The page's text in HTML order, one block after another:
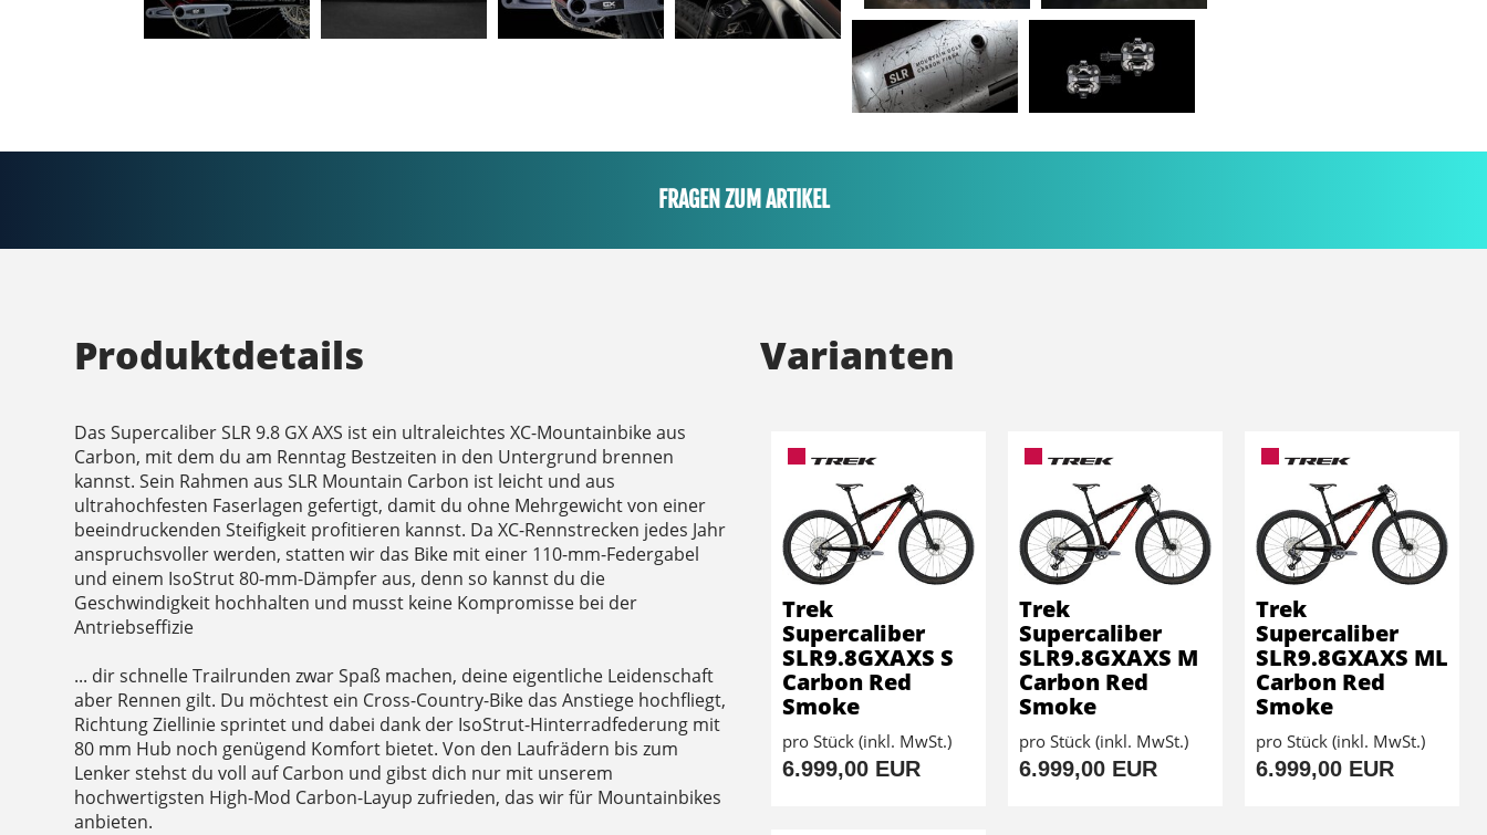
FRAGEN ZUM ARTIKEL
Produktdetails
Das Supercaliber SLR 9.8 GX AXS ist ein ultraleichtes XC-Mountainbike aus
Carbon, mit dem du am Renntag Bestzeiten in den Untergrund brennen
kannst. Sein Rahmen aus SLR Mountain Carbon ist leicht und aus
ultrahochfesten Faserlagen gefertigt, damit du ohne Mehrgewicht von einer
beeindruckenden Steifigkeit profitieren kannst. Da XC-Rennstrecken jedes Jahr
anspruchsvoller werden, statten wir das Bike mit einer 110-mm-Federgabel
und einem IsoStrut 80-mm-Dämpfer aus, denn so kannst du die
Geschwindigkeit hochhalten und musst keine Kompromisse bei der
Antriebseffizie
... dir schnelle Trailrunden zwar Spaß machen, deine eigentliche Leidenschaft
aber Rennen gilt. Du möchtest ein Cross-Country-Bike das Anstiege hochfliegt,
Richtung Ziellinie sprintet und dabei dank der IsoStrut-Hinterradfederung mit
80 mm Hub noch genügend Komfort bietet. Von den Laufrädern bis zum
Lenker stehst du voll auf Carbon und gibst dich nur mit unserem
hochwertigsten High-Mod Carbon-Layup zufrieden, das wir für Mountainbikes
anbieten.
Varianten
Trek
Supercaliber
SLR9.8GXAXS S
Carbon Red
Smoke
pro Stück (inkl. MwSt.)
6.999,00 EUR
Trek
Supercaliber
SLR9.8GXAXS M
Carbon Red
Smoke
pro Stück (inkl. MwSt.)
6.999,00 EUR
Trek
Supercaliber
SLR9.8GXAXS ML
Carbon Red
Smoke
pro Stück (inkl. MwSt.)
6.999,00 EUR